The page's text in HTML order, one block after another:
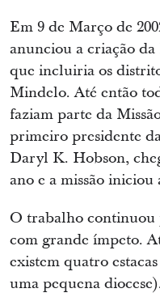
Em 9 de Março de
anunciou a criação
que incluiria os
Mindelo. Até então
faziam parte da
primeiro presidente
Daryl K. Hobson,
ano e a missão iniciou
O trabalho continuou
com grande ímpeto.
existem quatro
uma pequena